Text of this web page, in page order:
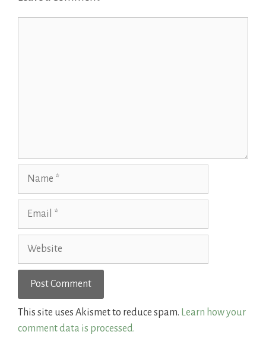
Website
This site uses Akismet to reduce spam. Learn how your
comment data is processed.